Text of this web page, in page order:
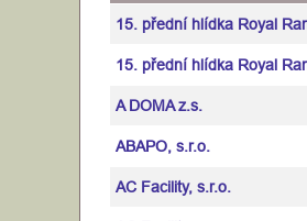
Informace
15. přední hlídka Royal
15. přední hlídka Royal
A DOMA z.s.
ABAPO, s.r.o.
AC Facility, s.r.o.